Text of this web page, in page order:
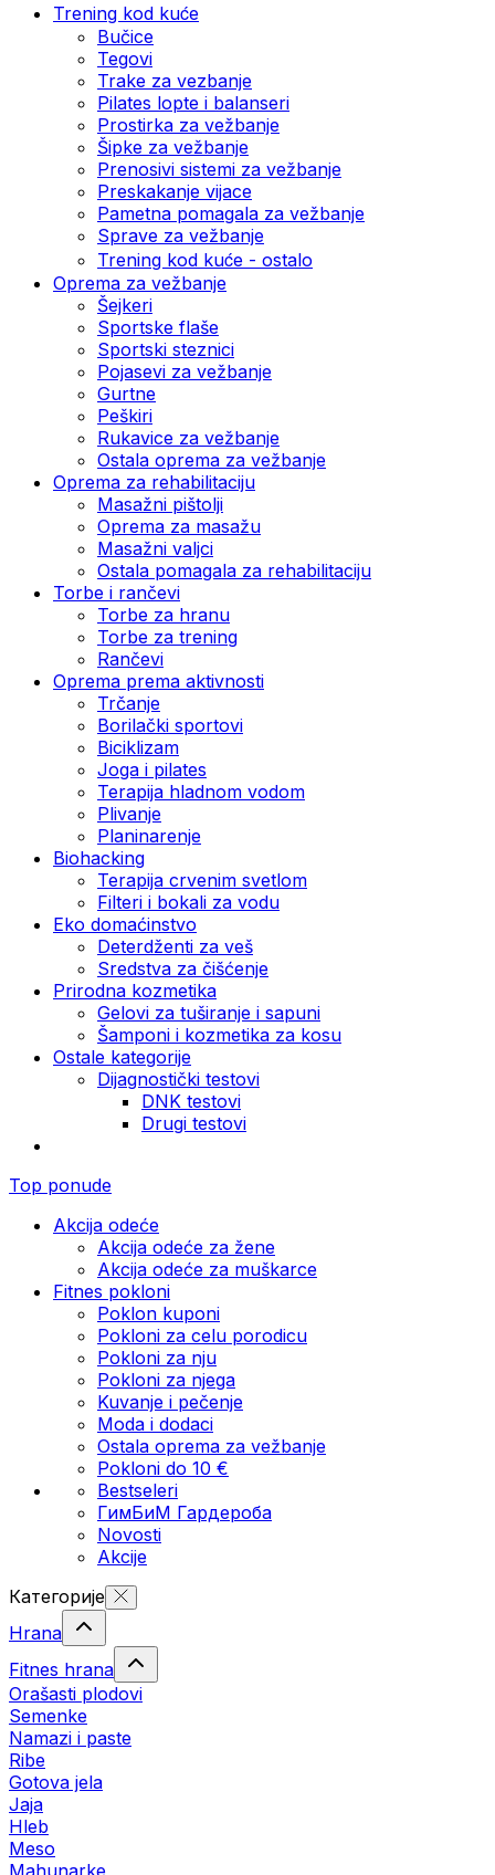
Trening kod kuće
Bučice
Tegovi
Trake za vezbanje
Pilates lopte i balanseri
Prostirka za vežbanje
Šipke za vežbanje
Prenosivi sistemi za vežbanje
Preskakanje vijace
Pametna pomagala za vežbanje
Sprave za vežbanje
Trening kod kuće - ostalo
Oprema za vežbanje
Šejkeri
Sportske flaše
Sportski steznici
Pojasevi za vežbanje
Gurtne
Peškiri
Rukavice za vežbanje
Ostala oprema za vežbanje
Oprema za rehabilitaciju
Masažni pištolji
Oprema za masažu
Masažni valjci
Ostala pomagala za rehabilitaciju
Torbe i rančevi
Torbe za hranu
Torbe za trening
Rančevi
Oprema prema aktivnosti
Trčanje
Borilački sportovi
Biciklizam
Joga i pilates
Terapija hladnom vodom
Plivanje
Planinarenje
Biohacking
Terapija crvenim svetlom
Filteri i bokali za vodu
Eko domaćinstvo
Deterdženti za veš
Sredstva za čišćenje
Prirodna kozmetika
Gelovi za tuširanje i sapuni
Šamponi i kozmetika za kosu
Ostale kategorije
Dijagnostički testovi
DNK testovi
Drugi testovi
Top ponude
Akcija odeće
Akcija odeće za žene
Akcija odeće za muškarce
Fitnes pokloni
Poklon kuponi
Pokloni za celu porodicu
Pokloni za nju
Pokloni za njega
Kuvanje i pečenje
Moda i dodaci
Ostala oprema za vežbanje
Pokloni do 10 €
Bestseleri
ГимБиМ Гардeробa
Novosti
Akcije
Категорије
Hrana
Fitnes hrana
Orašasti plodovi
Semenke
Namazi i paste
Ribe
Gotova jela
Јаја
Hleb
Meso